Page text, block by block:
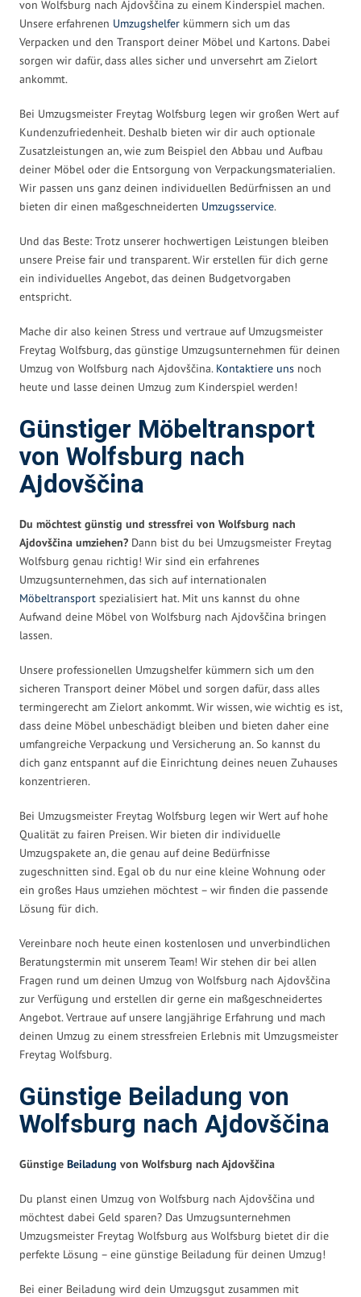
von Wolfsburg nach Ajdovščina zu einem Kinderspiel machen.
Unsere erfahrenen Umzugshelfer kümmern sich um das
Verpacken und den Transport deiner Möbel und Kartons. Dabei
sorgen wir dafür, dass alles sicher und unversehrt am Zielort
ankommt.
Bei Umzugsmeister Freytag Wolfsburg legen wir großen Wert auf
Kundenzufriedenheit. Deshalb bieten wir dir auch optionale
Zusatzleistungen an, wie zum Beispiel den Abbau und Aufbau
deiner Möbel oder die Entsorgung von Verpackungsmaterialien.
Wir passen uns ganz deinen individuellen Bedürfnissen an und
bieten dir einen maßgeschneiderten Umzugsservice.
Und das Beste: Trotz unserer hochwertigen Leistungen bleiben
unsere Preise fair und transparent. Wir erstellen für dich gerne
ein individuelles Angebot, das deinen Budgetvorgaben
entspricht.
Mache dir also keinen Stress und vertraue auf Umzugsmeister
Freytag Wolfsburg, das günstige Umzugsunternehmen für deinen
Umzug von Wolfsburg nach Ajdovščina. Kontaktiere uns noch
heute und lasse deinen Umzug zum Kinderspiel werden!
Günstiger Möbeltransport
von Wolfsburg nach
Ajdovščina
Du möchtest günstig und stressfrei von Wolfsburg nach
Ajdovščina umziehen? Dann bist du bei Umzugsmeister Freytag
Wolfsburg genau richtig! Wir sind ein erfahrenes
Umzugsunternehmen, das sich auf internationalen
Möbeltransport spezialisiert hat. Mit uns kannst du ohne
Aufwand deine Möbel von Wolfsburg nach Ajdovščina bringen
lassen.
Unsere professionellen Umzugshelfer kümmern sich um den
sicheren Transport deiner Möbel und sorgen dafür, dass alles
termingerecht am Zielort ankommt. Wir wissen, wie wichtig es ist,
dass deine Möbel unbeschädigt bleiben und bieten daher eine
umfangreiche Verpackung und Versicherung an. So kannst du
dich ganz entspannt auf die Einrichtung deines neuen Zuhauses
konzentrieren.
Bei Umzugsmeister Freytag Wolfsburg legen wir Wert auf hohe
Qualität zu fairen Preisen. Wir bieten dir individuelle
Umzugspakete an, die genau auf deine Bedürfnisse
zugeschnitten sind. Egal ob du nur eine kleine Wohnung oder
ein großes Haus umziehen möchtest – wir finden die passende
Lösung für dich.
Vereinbare noch heute einen kostenlosen und unverbindlichen
Beratungstermin mit unserem Team! Wir stehen dir bei allen
Fragen rund um deinen Umzug von Wolfsburg nach Ajdovščina
zur Verfügung und erstellen dir gerne ein maßgeschneidertes
Angebot. Vertraue auf unsere langjährige Erfahrung und mach
deinen Umzug zu einem stressfreien Erlebnis mit Umzugsmeister
Freytag Wolfsburg.
Günstige Beiladung von
Wolfsburg nach Ajdovščina
Günstige Beiladung von Wolfsburg nach Ajdovščina
Du planst einen Umzug von Wolfsburg nach Ajdovščina und
möchtest dabei Geld sparen? Das Umzugsunternehmen
Umzugsmeister Freytag Wolfsburg aus Wolfsburg bietet dir die
perfekte Lösung – eine günstige Beiladung für deinen Umzug!
Bei einer Beiladung wird dein Umzugsgut zusammen mit